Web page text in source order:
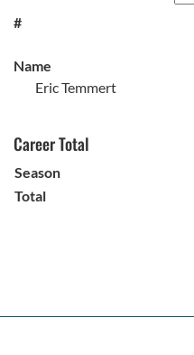
#
Name
Eric Temmert
Career Total
Season
Total